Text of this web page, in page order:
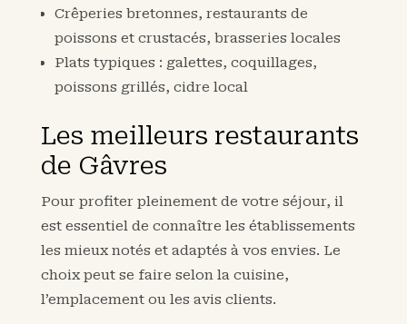
Crêperies bretonnes, restaurants de
poissons et crustacés, brasseries locales
Plats typiques : galettes, coquillages,
poissons grillés, cidre local
Les meilleurs restaurants
de Gâvres
Pour profiter pleinement de votre séjour, il
est essentiel de connaître les établissements
les mieux notés et adaptés à vos envies. Le
choix peut se faire selon la cuisine,
l’emplacement ou les avis clients.